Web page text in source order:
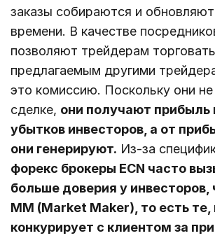
заказы собираются и
времени. В качестве
позволяют трейдерам
предлагаемым другими
это комиссию. Поскольку они
сделке, они получают прибыль
убытков инвесторов, а от
они генерируют. Из-за
форекс брокеры ECN часто
больше доверия у
MM (Market Maker), то есть те,
конкурирует с клиентом за